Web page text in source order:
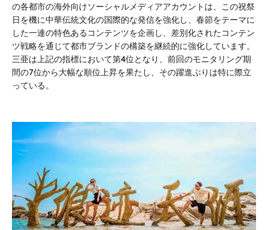
の各都市の海外向けソーシャルメディアアカウントは、この祝祭
日を機に中華伝統文化の国際的な発信を強化し、春節をテーマに
した一連の特色あるコンテンツを企画し、差別化されたコンテン
ツ戦略を通じて都市ブランドの構築を継続的に強化しています。
三亜は上記の指標において第4位となり、前回のモニタリング期
間の7位から大幅な順位上昇を果たし、その躍進ぶりは特に際立
っている。